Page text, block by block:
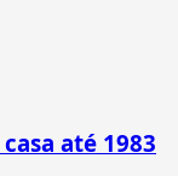
até 1983